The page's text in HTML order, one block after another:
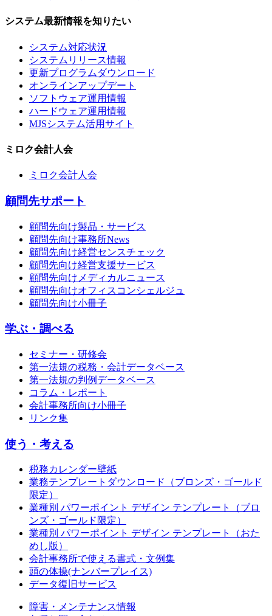
システム最新情報を知りたい
システム対応状況
システムリリース情報
更新プログラムダウンロード
オンラインアップデート
ソフトウェア運用情報
ハードウェア運用情報
MJSシステム活用サイト
ミロク会計人会
ミロク会計人会
顧問先サポート
顧問先向け製品・サービス
顧問先向け事務所News
顧問先向け経営センスチェック
顧問先向け経営支援サービス
顧問先向けメディカルニュース
顧問先向けオフィスコンシェルジュ
顧問先向け小冊子
学ぶ・調べる
セミナー・研修会
第一法規の税務・会計データベース
第一法規の判例データベース
コラム・レポート
会計事務所向け小冊子
リンク集
使う・考える
税務カレンダー壁紙
業務テンプレートダウンロード（ブロンズ・ゴールド
限定）
業種別 パワーポイント デザイン テンプレート（ブロ
ンズ・ゴールド限定）
業種別 パワーポイント デザイン テンプレート（おた
めし版）
会計事務所で使える書式・文例集
頭の体操(ナンバープレイス)
データ復旧サービス
障害・メンテナンス情報